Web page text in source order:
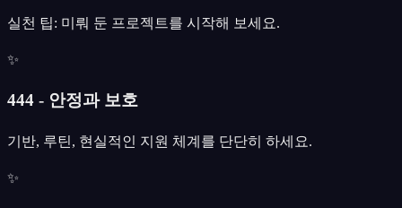
실천 팁: 미뤄 둔 프로젝트를 시작해 보세요.
✨
444 - 안정과 보호
기반, 루틴, 현실적인 지원 체계를 단단히 하세요.
✨